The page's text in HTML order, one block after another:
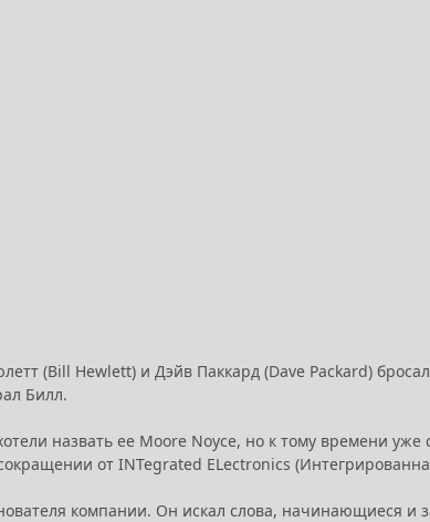
(Bill Hewlett) и Дэйв Паккард (Dave Packard)
Билл.
назвать ее Moore Noyce, но к тому времени уже
от INTegrated ELectronics
компании. Он искал слова, начинающиеся и